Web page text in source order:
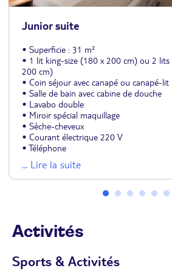
Junior suite
• Superficie : 31 m²
• 1 lit king-size (180 x 200 cm) ou 2 lits
200 cm)
• Coin séjour avec canapé ou canapé-lit
• Salle de bain avec cabine de douche
• Lavabo double
• Miroir spécial maquillage
• Sèche-cheveux
• Courant électrique 220 V
• Téléphone
• WiFi gratuit
• Air conditionné central
• Ventilateur de plafond
• TV satellite avec diffusion en continu
• Bouilloire électrique pour thé et café
• Coffre-fort électronique
• Balcon ou terrasse
... Lire la suite
Activités
Sports & Activités